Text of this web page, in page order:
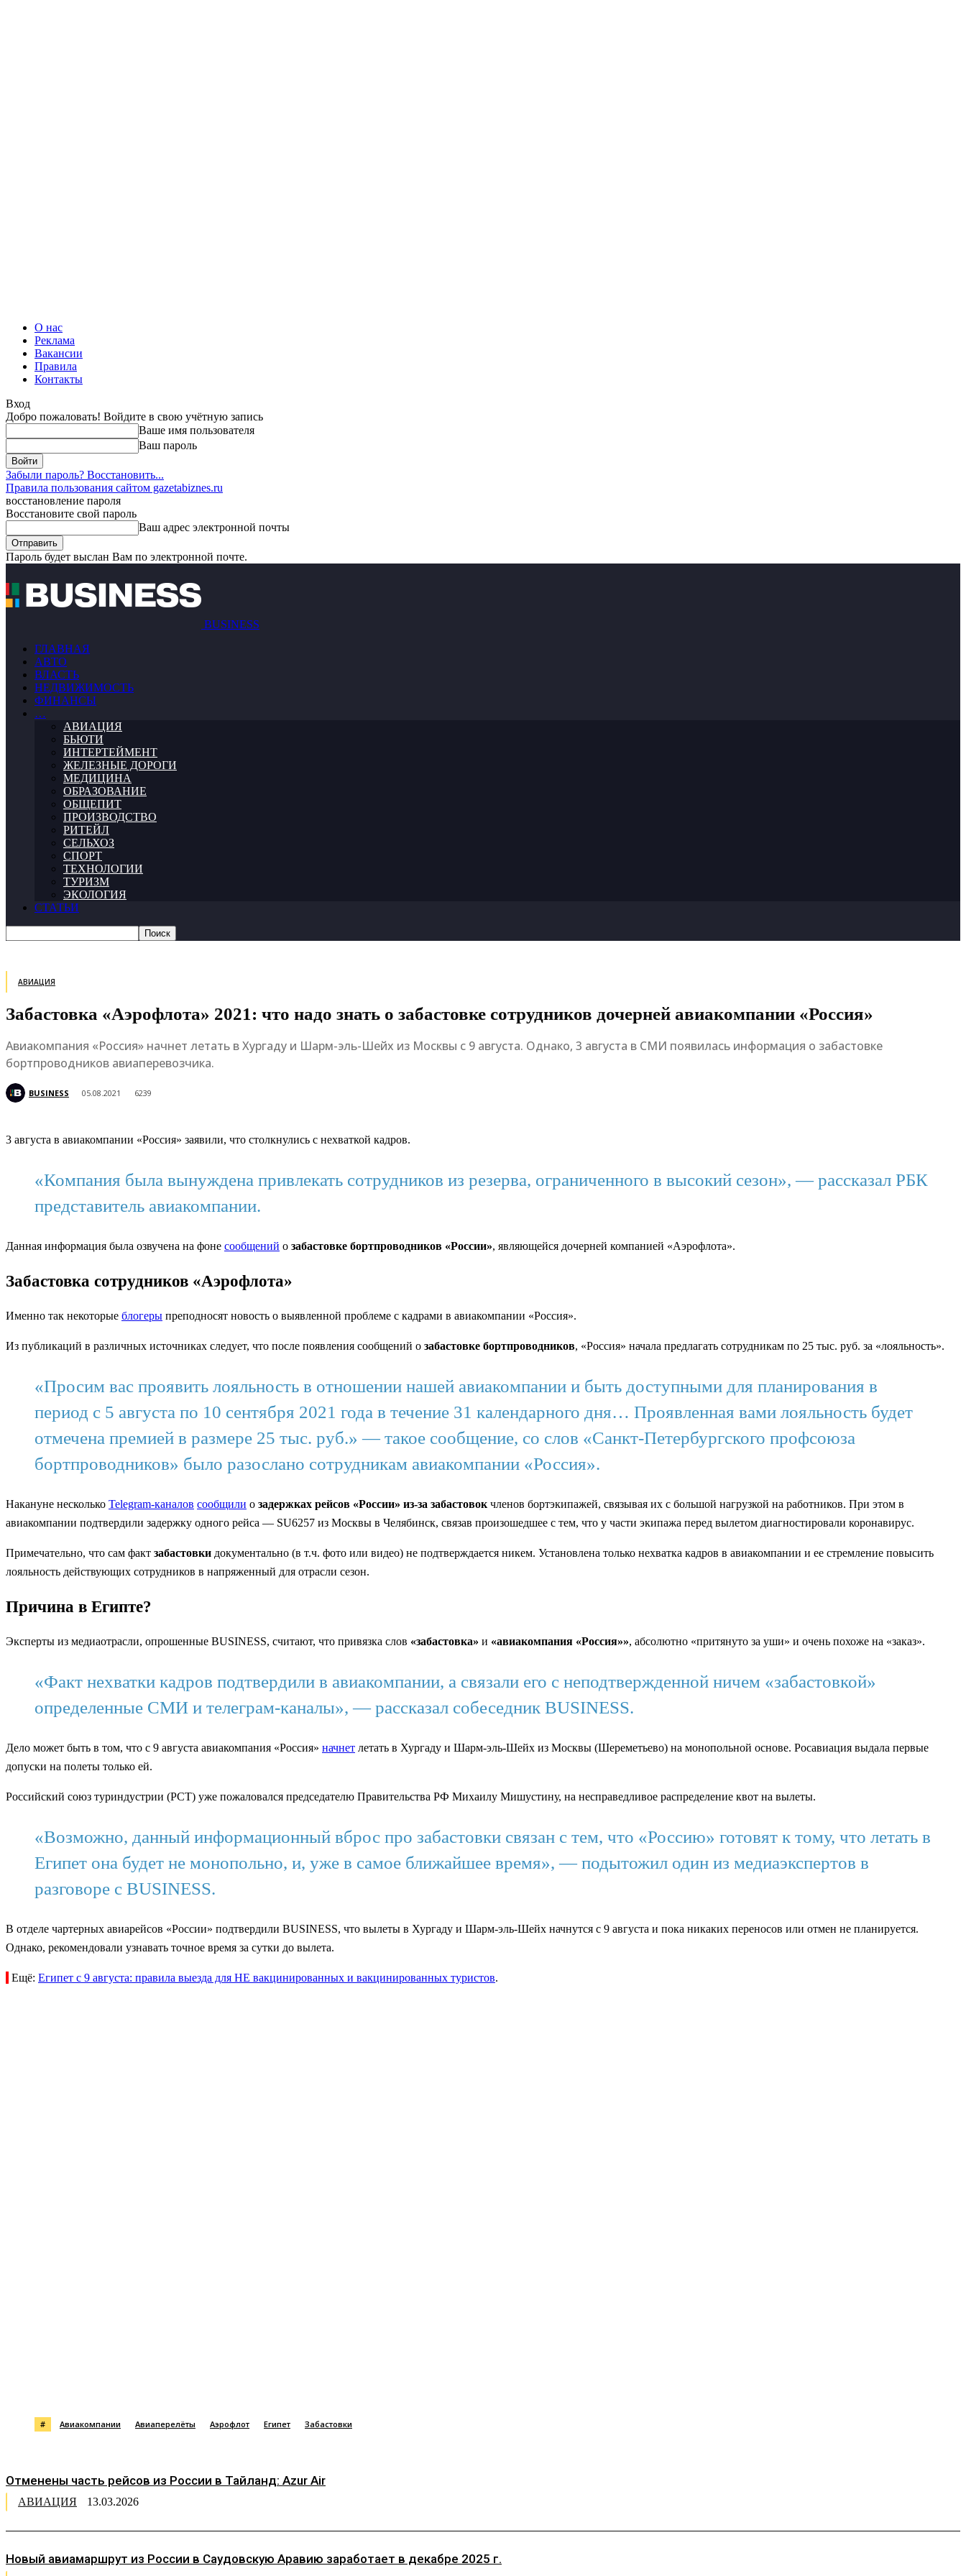
О нас
Реклама
Вакансии
Правила
Контакты
Вход
Добро пожаловать! Войдите в свою учётную запись
Ваше имя пользователя
Ваш пароль
Забыли пароль? Восстановить...
Правила пользования сайтом gazetabiznes.ru
восстановление пароля
Восстановите свой пароль
Ваш адрес электронной почты
Пароль будет выслан Вам по электронной почте.
BUSINESS
ГЛАВНАЯ
АВТО
ВЛАСТЬ
НЕДВИЖИМОСТЬ
ФИНАНСЫ
…
АВИАЦИЯ
БЬЮТИ
ИНТЕРТЕЙМЕНТ
ЖЕЛЕЗНЫЕ ДОРОГИ
МЕДИЦИНА
ОБРАЗОВАНИЕ
ОБЩЕПИТ
ПРОИЗВОДСТВО
РИТЕЙЛ
СЕЛЬХОЗ
СПОРТ
ТЕХНОЛОГИИ
ТУРИЗМ
ЭКОЛОГИЯ
СТАТЬИ
АВИАЦИЯ
Забастовка «Аэрофлота» 2021: что надо знать о забастовке сотрудников дочерней авиакомпании «Россия»
Авиакомпания «Россия» начнет летать в Хургаду и Шарм-эль-Шейх из Москвы с 9 августа. Однако, 3 августа в СМИ появилась информация о забастовке
бортпроводников авиаперевозчика.
BUSINESS 05.08.2021 6239
3 августа в авиакомпании «Россия» заявили, что столкнулись с нехваткой кадров.
«Компания была вынуждена привлекать сотрудников из резерва, ограниченного в высокий сезон», — рассказал РБК
представитель авиакомпании.
Данная информация была озвучена на фоне сообщений о забастовке бортпроводников «России», являющейся дочерней компанией «Аэрофлота».
Забастовка сотрудников «Аэрофлота»
Именно так некоторые блогеры преподносят новость о выявленной проблеме с кадрами в авиакомпании «Россия».
Из публикаций в различных источниках следует, что после появления сообщений о забастовке бортпроводников, «Россия» начала предлагать сотрудникам по 25 тыс. руб. за «лояльность».
«Просим вас проявить лояльность в отношении нашей авиакомпании и быть доступными для планирования в
период с 5 августа по 10 сентября 2021 года в течение 31 календарного дня… Проявленная вами лояльность будет
отмечена премией в размере 25 тыс. руб.» — такое сообщение, со слов «Санкт-Петербургского профсоюза
бортпроводников» было разослано сотрудникам авиакомпании «Россия».
Накануне несколько Telegram-каналов сообщили о задержках рейсов «России» из-за забастовок членов бортэкипажей, связывая их с большой нагрузкой на работников. При этом в
авиакомпании подтвердили задержку одного рейса — SU6257 из Москвы в Челябинск, связав произошедшее с тем, что у части экипажа перед вылетом диагностировали коронавирус.
Примечательно, что сам факт забастовки документально (в т.ч. фото или видео) не подтверждается никем. Установлена только нехватка кадров в авиакомпании и ее стремление повысить
лояльность действующих сотрудников в напряженный для отрасли сезон.
Причина в Египте?
Эксперты из медиаотрасли, опрошенные BUSINESS, считают, что привязка слов «забастовка» и «авиакомпания «Россия»», абсолютно «притянуто за уши» и очень похоже на «заказ».
«Факт нехватки кадров подтвердили в авиакомпании, а связали его с неподтвержденной ничем «забастовкой»
определенные СМИ и телеграм-каналы», — рассказал собеседник BUSINESS.
Дело может быть в том, что с 9 августа авиакомпания «Россия» начнет летать в Хургаду и Шарм-эль-Шейх из Москвы (Шереметьево) на монопольной основе. Росавиация выдала первые
допуски на полеты только ей.
Российский союз туриндустрии (РСТ) уже пожаловался председателю Правительства РФ Михаилу Мишустину, на несправедливое распределение квот на вылеты.
«Возможно, данный информационный вброс про забастовки связан с тем, что «Россию» готовят к тому, что летать в
Египет она будет не монопольно, и, уже в самое ближайшее время», — подытожил один из медиаэкспертов в
разговоре с BUSINESS.
В отделе чартерных авиарейсов «России» подтвердили BUSINESS, что вылеты в Хургаду и Шарм-эль-Шейх начнутся с 9 августа и пока никаких переносов или отмен не планируется.
Однако, рекомендовали узнавать точное время за сутки до вылета.
Ещё: Египет с 9 августа: правила выезда для НЕ вакцинированных и вакцинированных туристов.
# Авиакомпании Авиаперелёты Аэрофлот Египет Забастовки
Отменены часть рейсов из России в Тайланд: Azur Air
АВИАЦИЯ 13.03.2026
Новый авиамаршрут из России в Саудовскую Аравию заработает в декабре 2025 г.